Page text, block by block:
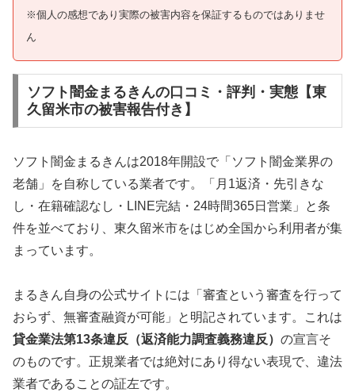
※個人の感想であり実際の被害内容を保証するものではありませ
ん
ソフト闇金まるきんの口コミ・評判・実態【東
久留米市の被害報告付き】
ソフト闇金まるきんは2018年開設で「ソフト闇金業界の
老舗」を自称している業者です。「月1返済・先引きな
し・在籍確認なし・LINE完結・24時間365日営業」と条
件を並べており、東久留米市をはじめ全国から利用者が集
まっています。
まるきん自身の公式サイトには「審査という審査を行って
おらず、無審査融資が可能」と明記されています。これは
貸金業法第13条違反（返済能力調査義務違反） の宣言そ
のものです。正規業者では絶対にあり得ない表現で、違法
業者であることの証左です。